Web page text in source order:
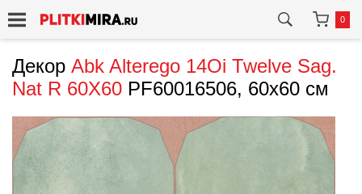
0
Декор Abk Alterego 14Oi Twelve Sag.
Nat R 60X60 PF60016506, 60x60 см